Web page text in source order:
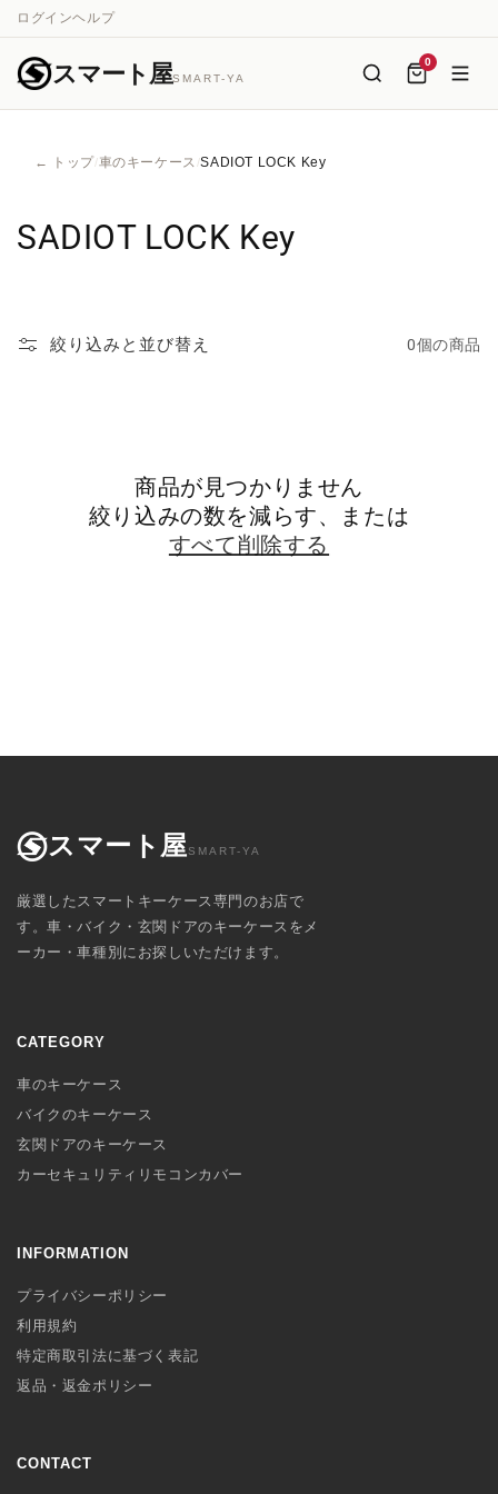
ンツに
ログインヘルプ
スマート屋SMART-YA
0
← トップ/車のキーケース /SADIOT LOCK Key
コ
SADIOT LOCK Key
絞り込みと並び替え 0個の商品
商品が見つかりません
絞り込みの数を減らす、または
すべて削除する
スマート屋SMART-YA
厳選したスマートキーケース専門のお店で
す。車・バイク・玄関ドアのキーケースをメ
ーカー・車種別にお探しいただけます。
CATEGORY
車のキーケース
バイクのキーケース
玄関ドアのキーケース
カーセキュリティリモコンカバー
INFORMATION
プライバシーポリシー
利用規約
特定商取引法に基づく表記
返品・返金ポリシー
CONTACT